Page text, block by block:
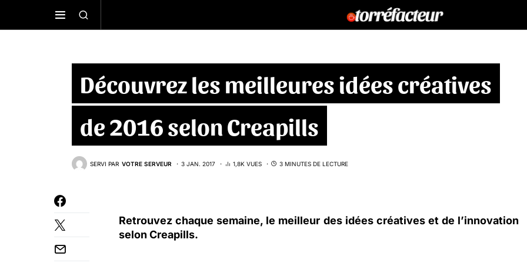
Découvrez les meilleures idées créatives
de 2016 selon Creapills
SERVI PAR VOTRE SERVEUR 3 JAN. 2017 1,8K VUES 3 MINUTES DE LECTURE
Retrouvez chaque semaine, le meilleur des idées créatives et de l’innovation
selon Creapills.